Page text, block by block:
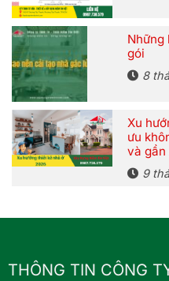
Những
gói
8
Xu
ưu
và gần
9
THÔNG TIN CÔNG